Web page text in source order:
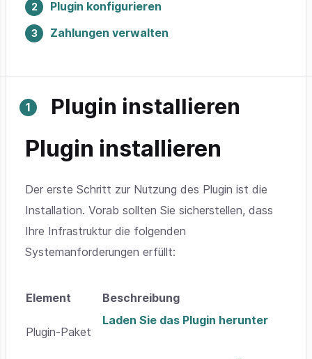
Plugin konfigurieren
Zahlungen verwalten
Plugin installieren
Plugin installieren
Der erste Schritt zur Nutzung des Plugin ist die
Installation. Vorab sollten Sie sicherstellen, dass
Ihre Infrastruktur die folgenden
Systemanforderungen erfüllt:
Element Beschreibung
Plugin-Paket
Laden Sie das Plugin herunter